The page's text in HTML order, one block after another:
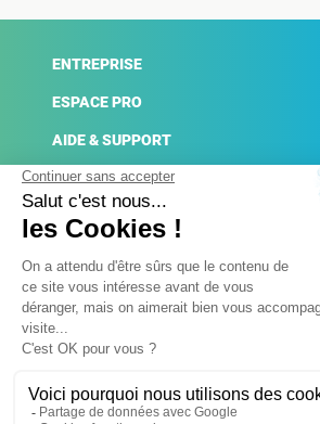
ENTREPRISE
ESPACE PRO
AIDE & SUPPORT
ACTUALITÉS
Mentions légales
Conditions générales de